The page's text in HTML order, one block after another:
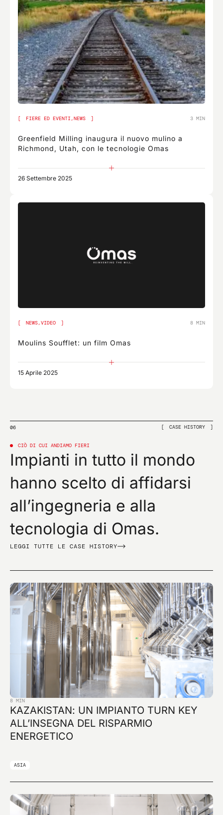
FIERE ED EVENTI,NEWS 3 MIN
Greenfield Milling inaugura il nuovo mulino a
Richmond, Utah, con le tecnologie Omas
26 Settembre 2025
NEWS,VIDEO 8 MIN
Moulins Soufflet: un film Omas
15 Aprile 2025
06 CASE HISTORY
CIÒ DI CUI ANDIAMO FIERI
Impianti in tutto il mondo
hanno scelto di affidarsi
all’ingegneria e alla
tecnologia di Omas.
LEGGI TUTTE LE CASE HISTORY
8 MIN
KAZAKISTAN: UN IMPIANTO TURN KEY
ALL’INSEGNA DEL RISPARMIO
ENERGETICO
ASIA